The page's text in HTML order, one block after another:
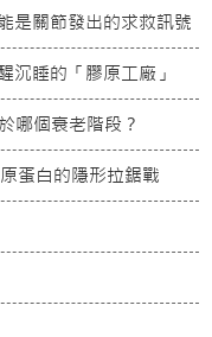
是關節發出的求救訊號
沉睡的「膠原工廠」
哪個衰老階段？
蛋白的隱形拉鋸戰